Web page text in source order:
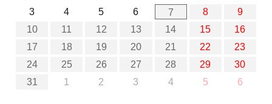
3
4 5 6 7 8
9
10
11 12 13 14 15
16
17
18 19 20 21 22
23
24
25 26 27 28 29
30
31
1 2 3 4 5 6